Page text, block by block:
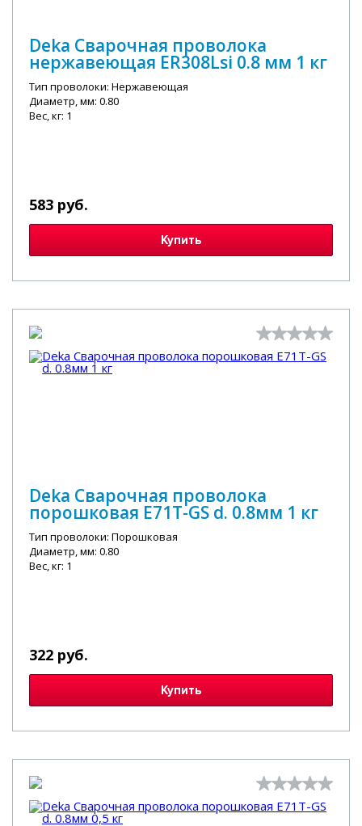
Deka Сварочная проволока
нержавеющая ER308Lsi 0.8 мм 1 кг
Тип проволоки: Нержавеющая
Диаметр, мм: 0.80
Вес, кг: 1
583 руб.
Купить
Deka Сварочная проволока
порошковая E71T-GS d. 0.8мм 1 кг
Тип проволоки: Порошковая
Диаметр, мм: 0.80
Вес, кг: 1
322 руб.
Купить